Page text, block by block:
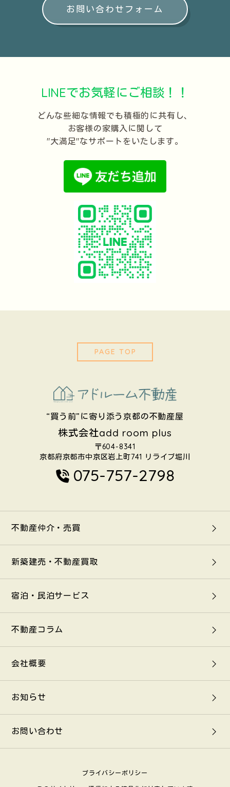
お問い合わせフォーム
LINEでお気軽にご相談！！
どんな些細な情報でも積極的に共有し、
お客様の家購入に関して
"大満足"なサポートをいたします。
PAGE TOP
“買う前”に寄り添う京都の不動産屋
株式会社add room plus
〒604-8341
京都府京都市中京区岩上町741 リライブ堀川
075-757-2798
不動産仲介・売買
新築建売・不動産買取
宿泊・民泊サービス
不動産コラム
会社概要
お知らせ
お問い合わせ
プライバシーポリシー